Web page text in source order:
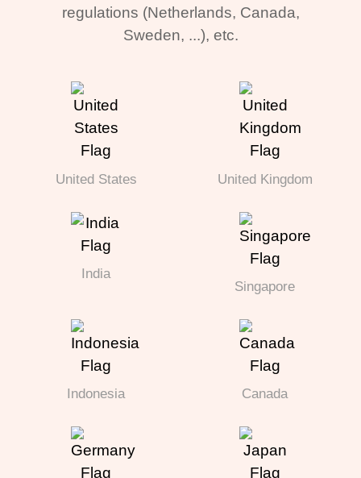
regulations (Netherlands, Canada,
Sweden, ...), etc.
United States United Kingdom
India
Singapore
Indonesia Canada